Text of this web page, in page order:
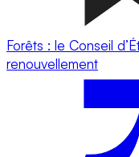
Forêts : le Conseil
renouvellement